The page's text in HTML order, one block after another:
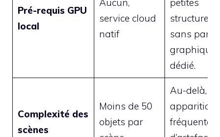
Pré-requis GPU
local
Aucun,
service cloud
natif
petites
structures
sans parc
graphique
dédié.
Complexité des
scènes
Moins de 50
objets par
Au-delà,
apparition
fréquente